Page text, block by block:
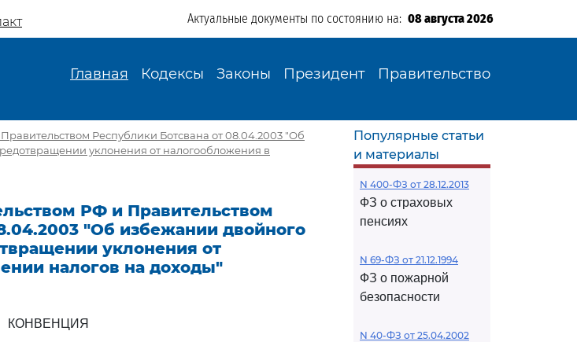
Актуальные документы по состоянию на: 08 августа 2026
Главная Кодексы Законы Президент Правительство
Республики Ботсвана от 08.04.2003 "Об
уклонения от налогообложения в
РФ и Правительством
"Об избежании двойного
уклонения от
налогов на доходы"
КОНВЕНЦИЯ
Популярные статьи
и материалы
N 400-ФЗ от 28.12.2013
ФЗ о страховых
пенсиях
N 69-ФЗ от 21.12.1994
ФЗ о пожарной
безопасности
N 40-ФЗ от 25.04.2002